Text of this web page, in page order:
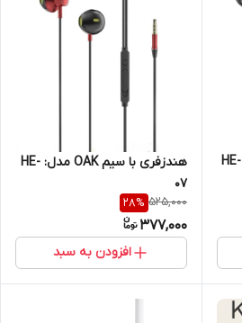
هندزفری با سیم OAK مدل: HE-
هندزفری با سیم OAK مدل: HE-
07
525,000
28%
377,000
افزودن به سبد